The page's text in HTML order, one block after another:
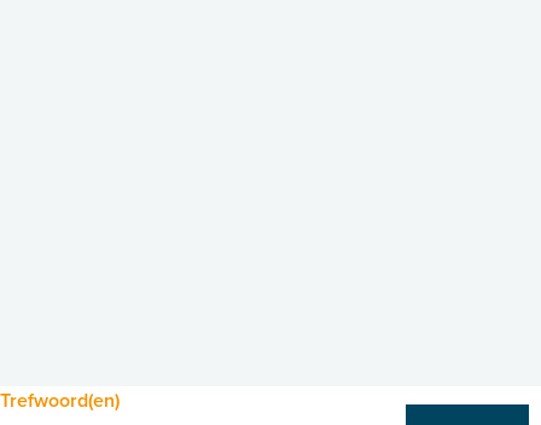
Trefwoord(en)